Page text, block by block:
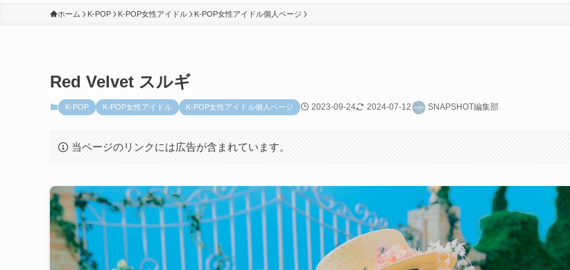
ホーム K-POP K-POP女性アイドル K-POP女性アイドル個人ページ
Red Velvet スルギ
K-POP K-POP女性アイドル K-POP女性アイドル個人ページ 2023-09-24 2024-07-12 SNAPSHOT編集部
当ページのリンクには広告が含まれています。